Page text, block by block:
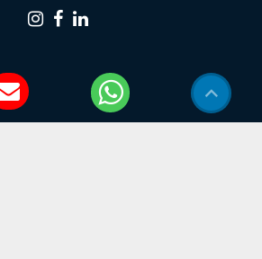
Onde estamos
Balão Mágico, nº 1052